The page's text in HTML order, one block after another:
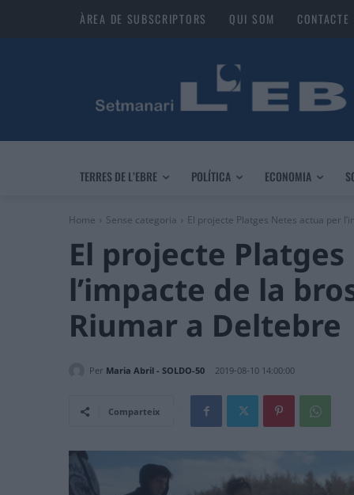
ÀREA DE SUBSCRIPTORS QUI SOM CONTACTE
TERRES DE L’EBRE POLÍTICA ECONOMIA
Home Sense categoria El projecte Platges Netes actua per
El projecte
l’impacte de la
Riumar a Deltebre
Per Maria Abril - SOLDO-50 2019-08-10 14:00:00
Comparteix